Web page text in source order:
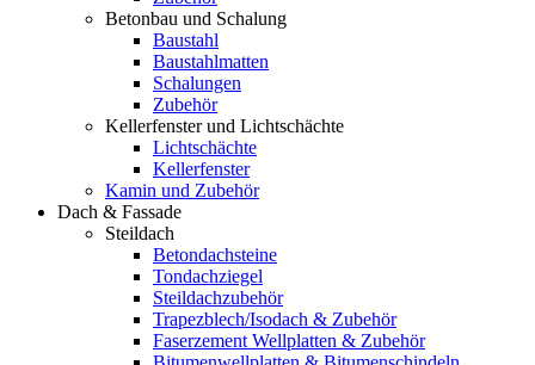
Betonbau und Schalung
Baustahl
Baustahlmatten
Schalungen
Zubehör
Kellerfenster und Lichtschächte
Lichtschächte
Kellerfenster
Kamin und Zubehör
Dach & Fassade
Steildach
Betondachsteine
Tondachziegel
Steildachzubehör
Trapezblech/Isodach & Zubehör
Faserzement Wellplatten & Zubehör